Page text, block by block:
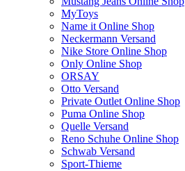
MyToys
Name it Online Shop
Neckermann Versand
Nike Store Online Shop
Only Online Shop
ORSAY
Otto Versand
Private Outlet Online Shop
Puma Online Shop
Quelle Versand
Reno Schuhe Online Shop
Schwab Versand
Sport-Thieme